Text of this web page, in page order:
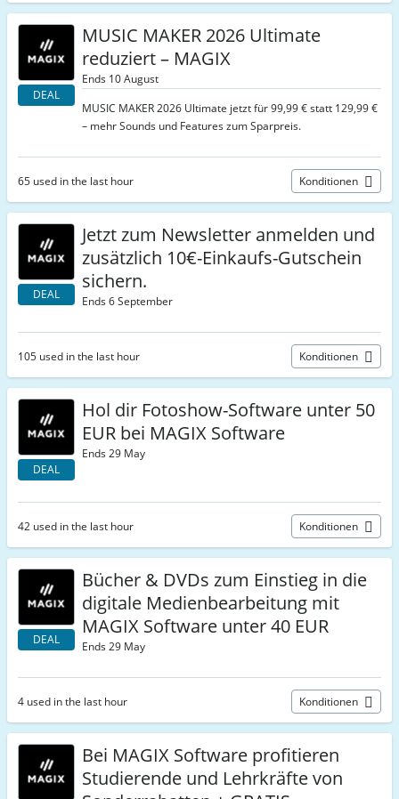
DEAL
MUSIC MAKER 2026 Ultimate
reduziert – MAGIX
Ends 10 August
MUSIC MAKER 2026 Ultimate jetzt für 99,99 € statt 129,99 €
– mehr Sounds und Features zum Sparpreis.
65 used in the last hour Konditionen
DEAL
Jetzt zum Newsletter anmelden und
zusätzlich 10€-Einkaufs-Gutschein
sichern.
Ends 6 September
105 used in the last hour Konditionen
DEAL
Hol dir Fotoshow-Software unter 50
EUR bei MAGIX Software
Ends 29 May
42 used in the last hour Konditionen
DEAL
Bücher & DVDs zum Einstieg in die
digitale Medienbearbeitung mit
MAGIX Software unter 40 EUR
Ends 29 May
4 used in the last hour Konditionen
Bei MAGIX Software profitieren
Studierende und Lehrkräfte von